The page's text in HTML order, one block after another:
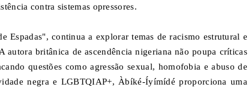
contra sistemas opressores.
continua a explorar temas de racismo estrutural e
autora britânica de ascendência nigeriana não poupa críticas
questões como agressão sexual, homofobia e abuso de
negra e LGBTQIAP+, Àbíké-Íyímídé proporciona uma